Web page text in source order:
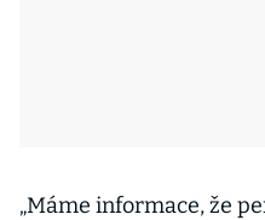
„Máme informace, že